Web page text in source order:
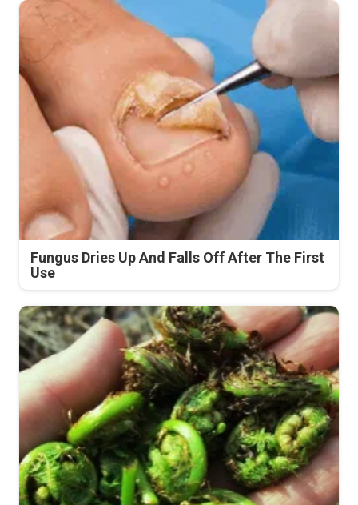
Fungus Dries Up And Falls Off After The First
Use